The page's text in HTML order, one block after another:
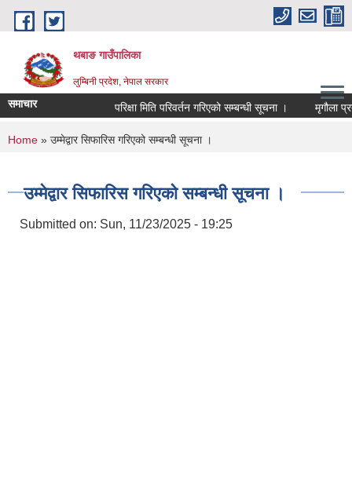
Skip to main content
थबाङ गाउँपालिका
लुम्बिनी प्रदेश, नेपाल सरकार
समाचार परिक्षा मिति परिवर्तन गरिएको सम्बन्धी सूचना । मृगौला
You are here
Home » उम्मेद्वार सिफारिस गरिएको सम्बन्धी सूचना ।
उम्मेद्वार सिफारिस गरिएको सम्बन्धी सूचना ।
Submitted on: Sun, 11/23/2025 - 19:25